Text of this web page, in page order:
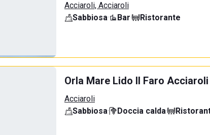
Acciaroli, Acciaroli
Sabbiosa· Bar·
Ristorante
Orla Mare Lido Il Faro Acciaroli
Acciaroli
Sabbiosa· Doccia calda·